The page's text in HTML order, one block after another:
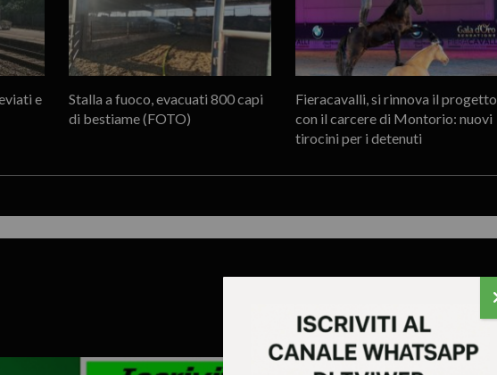
e
Stalla a fuoco, evacuati 800 capi
di bestiame (FOTO)
Fieracavalli, si rinnova il progetto
con il carcere di Montorio: nuovi
tirocini per i detenuti